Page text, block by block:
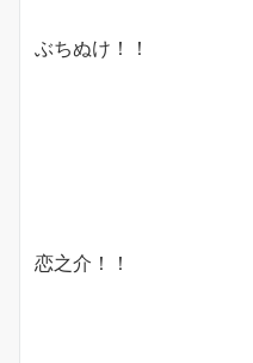
ぶちぬけ！！
恋之介！！